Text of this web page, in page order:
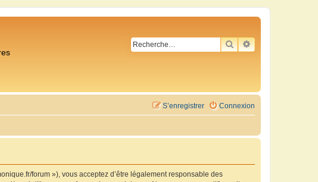
RECHERCHER
RECHERCHE
Connexion
S’enregistrer
forum »), vous acceptez d’être légalement responsable des